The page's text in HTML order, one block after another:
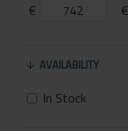
€ €
AVAILABILITY
In Stock